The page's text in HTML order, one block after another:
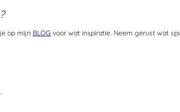
?
op mijn BLOG voor wat inspiratie. Neem gerust wat